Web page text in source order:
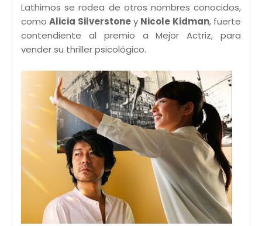
Lathimos se rodea de otros nombres conocidos,
comoAlicia Silverstoney Nicole Kidman, fuerte
contendiente al premio a Mejor Actriz, para
vender su thriller psicológico.